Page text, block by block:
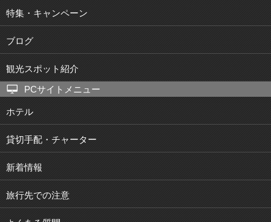
特集・キャンペーン
ブログ
観光スポット紹介
PCサイトメニュー
ホテル
貸切手配・チャーター
新着情報
旅行先での注意